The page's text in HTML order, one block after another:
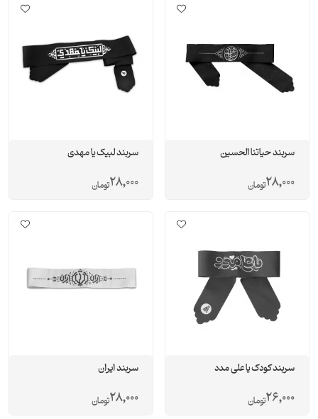
سربند حیاتنا الحسین
28,000تومان
سربند لبیک یا مهدی
28,000تومان
سربند کودک یا علی مدد
26,000تومان
سربند ایران
28,000تومان